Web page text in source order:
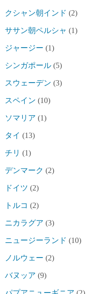
クシャン朝インド (2)
ササン朝ペルシャ (1)
ジャージー (1)
シンガポール (5)
スウェーデン (3)
スペイン (10)
ソマリア (1)
タイ (13)
チリ (1)
デンマーク (2)
ドイツ (2)
トルコ (2)
ニカラグア (3)
ニュージーランド (10)
ノルウェー (2)
バヌッア (9)